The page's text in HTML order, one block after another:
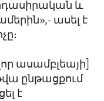
և
ասել է
ասամբլեայի]
ընթացքում
է